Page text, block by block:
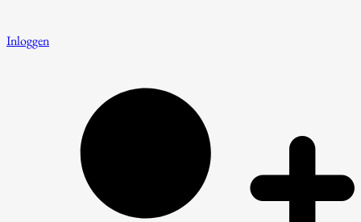
Inloggen